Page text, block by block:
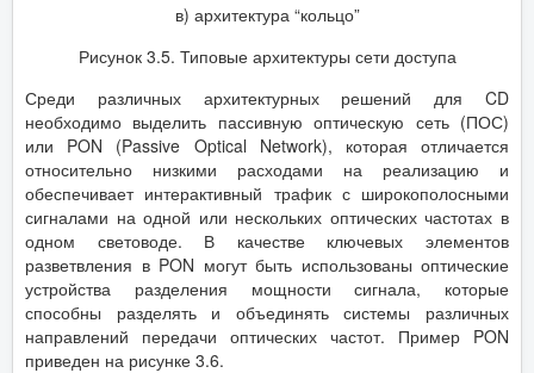
в) архитектура “кольцо”
Рисунок 3.5. Типовые архитектуры сети доступа
Среди различных архитектурных решений для CD
необходимо выделить пассивную оптическую сеть (ПОС)
или PON (Passive Optical Network), которая отличается
относительно низкими расходами на реализацию и
обеспечивает интерактивный трафик с широкополосными
сигналами на одной или нескольких оптических частотах в
одном световоде. В качестве ключевых элементов
разветвления в PON могут быть использованы оптические
устройства разделения мощности сигнала, которые
способны разделять и объединять системы различных
направлений передачи оптических частот. Пример PON
приведен на рисунке 3.6.